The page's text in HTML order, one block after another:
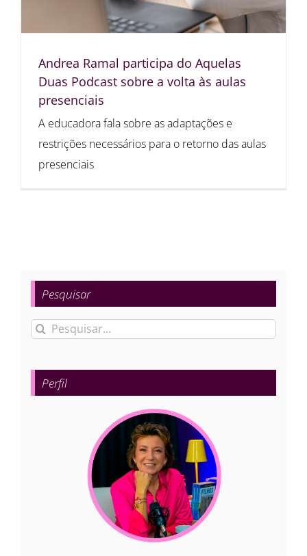
Andrea Ramal participa do Aquelas
Duas Podcast sobre a volta às aulas
presenciais
A educadora fala sobre as adaptações e
restrições necessários para o retorno das aulas
presenciais
Pesquisar
Buscar
para:
Perfil